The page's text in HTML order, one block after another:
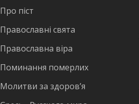
Про піст
Православні свята
Православна віра
Поминання померлих
Молитви за здоров’я